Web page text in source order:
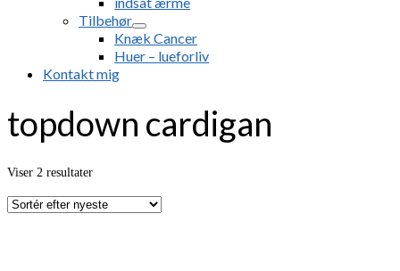
Tilbehør
Knæk Cancer
Huer – lueforliv
Kontakt mig
topdown cardigan
Viser 2 resultaterSorteret
seneste